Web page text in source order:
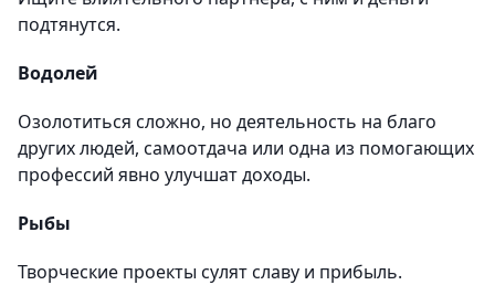
подтянутся.
Водолей
Озолотиться сложно, но деятельность на благо
других людей, самоотдача или одна из помогающих
профессий явно улучшат доходы.
Рыбы
Творческие проекты сулят славу и прибыль.